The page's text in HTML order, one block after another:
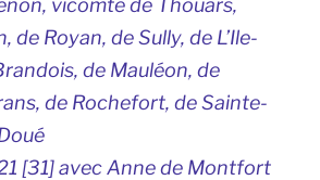
vicomte de Thouars,
de Royan, de Sully, de L’Ile-
de Mauléon, de
de Rochefort, de Sainte-
[31] avec Anne de Montfort